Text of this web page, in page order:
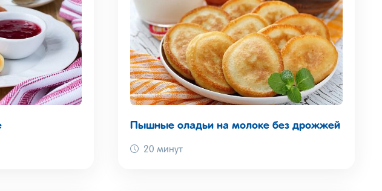
Пышные оладьи на молоке без дрожжей
20 минут